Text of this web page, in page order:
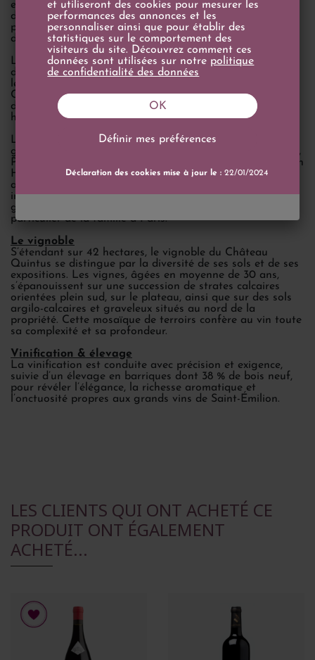
est aujourd’hui dirigée par ses descendants. À sa tête
depuis 2008, le Prince Robert de Luxembourg, arrière-
petit-fils de Clarence Dillon, perpétue cette tradition
d’excellence avec passion et exigence.
La famille Clarence Dillon est liée à la famille grand-
ducale du Luxembourg par le sang : le Prince Robert est
le cousin germain du Grand-Duc Henri de Luxembourg.
Ces liens familiaux illustrent l’ancrage européen et la
dimension prestigieuse de cette maison qui réunit
héritage, culture et art de vivre.
Le groupe est propriétaire de quelques-uns des plus
grands noms du vignoble bordelais : Château Haut-Brion,
Premier Grand Cru Classé de Graves, Château La Mission
Haut-Brion, ainsi que Château Quintus à Saint-Émilion. Il
a également développé Clarendelle, une gamme de vins
inspirée de ses grands crus, et Le Clarence, restaurant
gastronomique doublement étoilé, installé dans l’hôtel
particulier de la famille à Paris.
Le vignoble
S’étendant sur 42 hectares, le vignoble du Château
Quintus se distingue par la diversité de ses sols et de ses
expositions. Les vignes, âgées en moyenne de 30 ans,
s’épanouissent sur une succession de strates calcaires
orientées plein sud, sur le plateau, ainsi que sur des sols
argilo-calcaires et graveleux situés au nord de la
propriété. Cette mosaïque de terroirs confère au vin toute
sa complexité et sa profondeur.
Vinification & élevage
La vinification est conduite avec précision et exigence,
suivie d’un élevage en barriques dont 38 % de bois neuf,
pour révéler l’élégance, la richesse aromatique et
l’onctuosité propres aux grands vins de Saint-Émilion.
LES CLIENTS QUI ONT ACHETÉ CE
PRODUIT ONT ÉGALEMENT
ACHETÉ...
et utiliseront des cookies pour mesurer les
performances des annonces et les
personnaliser ainsi que pour établir des
statistiques sur le comportement des
visiteurs du site. Découvrez comment ces
données sont utilisées sur notre politique
de confidentialité des données
Définir mes préférences
OK
Déclaration des cookies mise à jour le :22/01/2024